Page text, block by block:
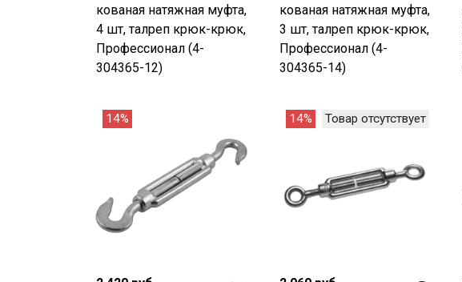
кованая натяжная муфта,
4 шт, талреп крюк-крюк,
Профессионал (4-
304365-12)
кованая натяжная муфта,
3 шт, талреп крюк-крюк,
Профессионал (4-
304365-14)
14% 14% Товар отсутствует